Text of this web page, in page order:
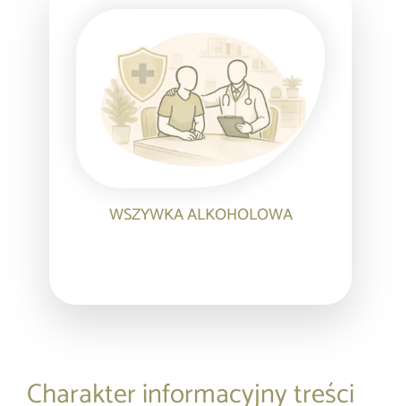
WSZYWKA ALKOHOLOWA
Charakter informacyjny treści